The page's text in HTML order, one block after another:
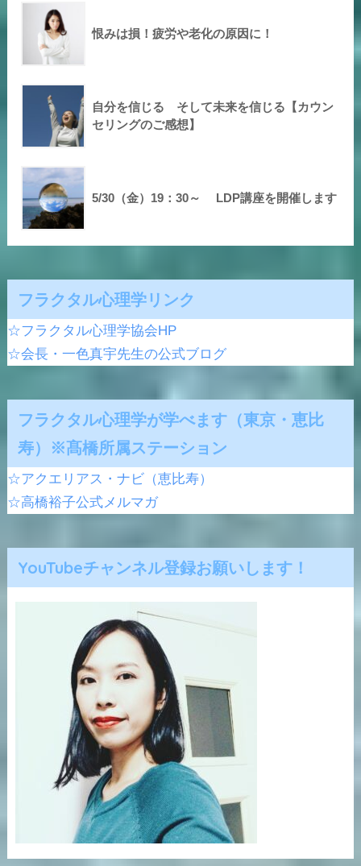
恨みは損！疲労や老化の原因に！
自分を信じる そして未来を信じる【カウン
セリングのご感想】
5/30（金）19：30～ LDP講座を開催します
フラクタル心理学リンク
☆フラクタル心理学協会HP
☆会長・一色真宇先生の公式ブログ
フラクタル心理学が学べます（東京・恵比
寿）※髙橋所属ステーション
☆アクエリアス・ナビ（恵比寿）
☆高橋裕子公式メルマガ
YouTubeチャンネル登録お願いします！